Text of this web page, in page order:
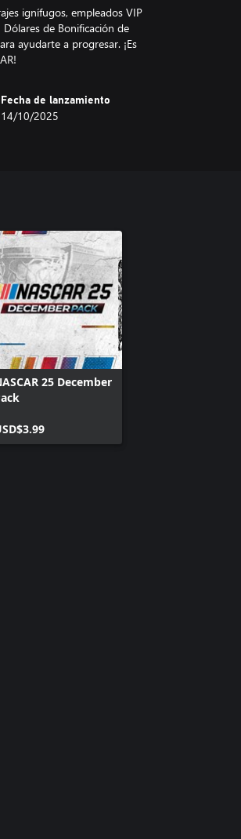
ignífugos, empleados VIP
de Bonificación de
ayudarte a progresar. ¡Es
Fecha de lanzamiento
14/10/2025
25 December